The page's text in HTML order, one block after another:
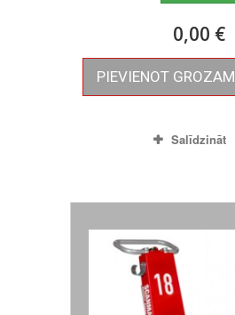
0,00 €
PIEVIENOT GROZAM
Salīdzināt